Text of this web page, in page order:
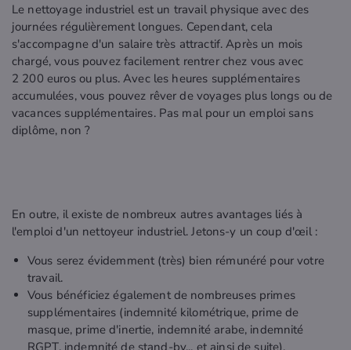
Le nettoyage industriel est un travail physique avec des
journées régulièrement longues. Cependant, cela
s'accompagne d'un salaire très attractif. Après un mois
chargé, vous pouvez facilement rentrer chez vous avec
2 200 euros ou plus. Avec les heures supplémentaires
accumulées, vous pouvez rêver de voyages plus longs ou de
vacances supplémentaires. Pas mal pour un emploi sans
diplôme, non ?
En outre, il existe de nombreux autres avantages liés à
l'emploi d'un nettoyeur industriel. Jetons-y un coup d'œil :
Vous serez évidemment (très) bien rémunéré pour votre
travail.
Vous bénéficiez également de nombreuses primes
supplémentaires (indemnité kilométrique, prime de
masque, prime d'inertie, indemnité arabe, indemnité
RGPT, indemnité de stand-by... et ainsi de suite).